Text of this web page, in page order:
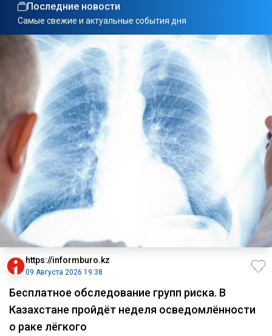
Последние новости
Самые свежие и актуальные события дня
https://informburo.kz
09 Августа 2026 19:38
Бесплатное обследование групп риска. В
Казахстане пройдёт неделя осведомлённости
о раке лёгкого